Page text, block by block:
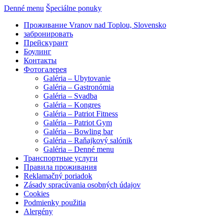
Denné menu Špeciálne ponuky
Проживание Vranov nad Toplou, Slovensko
забронировать
Прейскурант
Боулинг
Контакты
Фотогалерея
Galéria – Ubytovanie
Galéria – Gastronómia
Galéria – Svadba
Galéria – Kongres
Galéria – Patriot Fitness
Galéria – Patriot Gym
Galéria – Bowling bar
Galéria – Raňajkový salónik
Galéria – Denné menu
Транспортные услуги
Правила проживания
Reklamačný poriadok
Zásady spracúvania osobných údajov
Cookies
Podmienky použitia
Alergény